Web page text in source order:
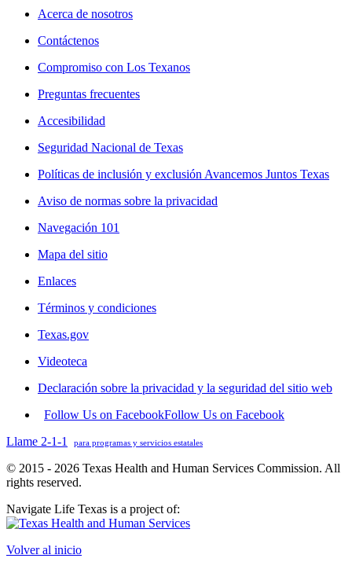
Acerca de nosotros
Contáctenos
Compromiso con Los Texanos
Preguntas frecuentes
Accesibilidad
Seguridad Nacional de Texas
Políticas de inclusión y exclusión Avancemos Juntos Texas
Aviso de normas sobre la privacidad
Navegación 101
Mapa del sitio
Enlaces
Términos y condiciones
Texas.gov
Videoteca
Declaración sobre la privacidad y la seguridad del sitio web
Follow Us on FacebookFollow Us on Facebook
Llame 2-1-1
para programas y servicios estatales
© 2015 - 2026 Texas Health and Human Services Commission. All
rights reserved.
Navigate Life Texas is a project of:
Volver al inicio